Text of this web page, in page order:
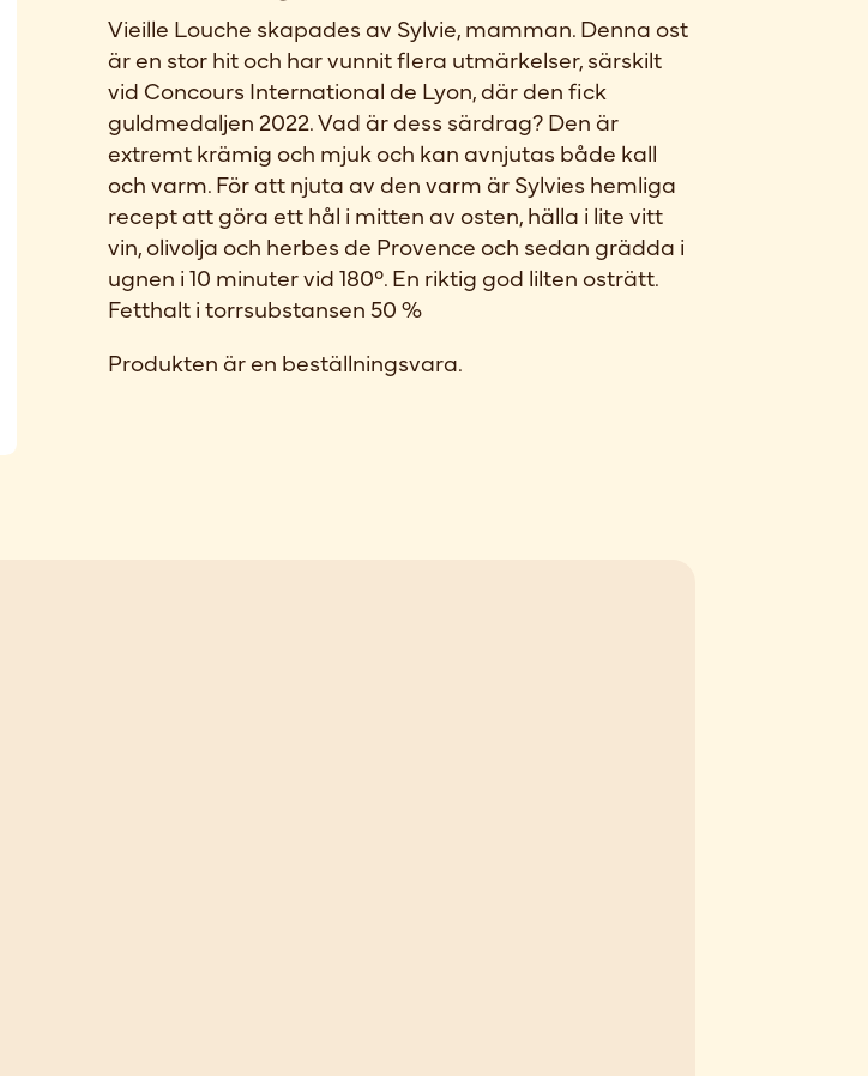
Vieille Louche skapades av Sylvie, mamman. Denna ost
är en stor hit och har vunnit flera utmärkelser, särskilt
vid Concours International de Lyon, där den fick
guldmedaljen 2022. Vad är dess särdrag? Den är
extremt krämig och mjuk och kan avnjutas både kall
och varm. För att njuta av den varm är Sylvies hemliga
recept att göra ett hål i mitten av osten, hälla i lite vitt
vin, olivolja och herbes de Provence och sedan grädda i
ugnen i 10 minuter vid 180°. En riktig god lilten osträtt.
Fetthalt i torrsubstansen 50 %
Produkten är en beställningsvara.